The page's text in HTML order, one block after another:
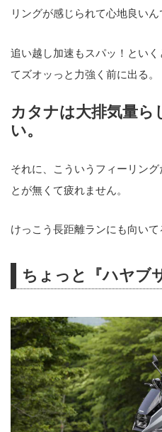
リングが感じられて心地良いん
追い越し加速もスパッ！とい
てズオッっと力強く前に出る。
カタナは大排気量ら
い。
それに、こういうフィーリン
とが無くて疲れません。
けっこう長距離ランにも向いて
ちょっと『ハヤブ